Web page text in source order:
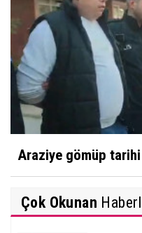
Araziye gömüp
Çok Okunan